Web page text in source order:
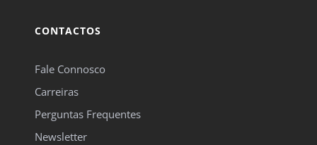
CONTACTOS
Fale Connosco
Carreiras
Perguntas Frequentes
Newsletter